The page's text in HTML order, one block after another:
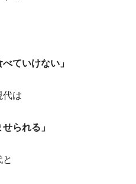
ていけない」
代は
られる」